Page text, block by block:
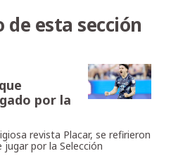
esta sección
por la
revista Placar, se refirieron
por la Selección